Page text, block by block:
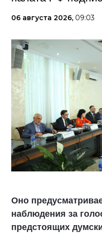
06 августа 2026, 09:03
Оно
наблюдения за
предстоящих